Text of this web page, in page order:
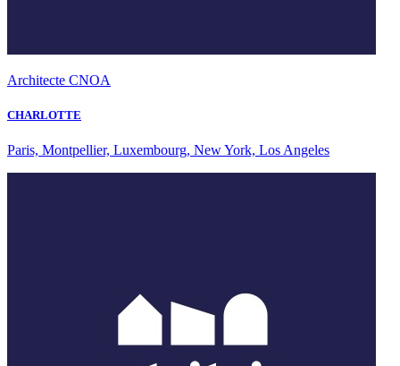
Architecte CNOA
CHARLOTTE
Paris, Montpellier, Luxembourg, New York, Los Angeles